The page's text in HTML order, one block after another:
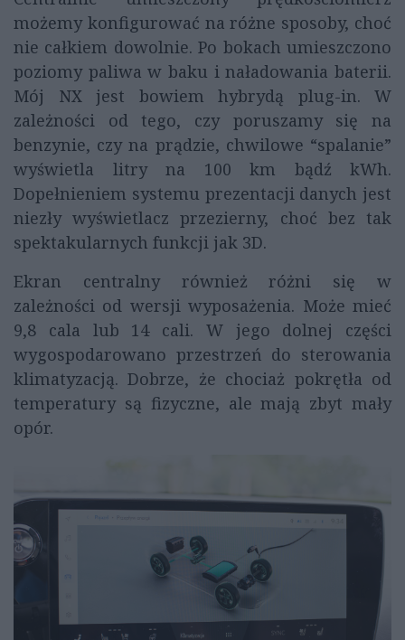
możemy konfigurować na różne sposoby, choć
nie całkiem dowolnie. Po bokach umieszczono
poziomy paliwa w baku i naładowania baterii.
Mój NX jest bowiem hybrydą plug-in. W
zależności od tego, czy poruszamy się na
benzynie, czy na prądzie, chwilowe “spalanie”
wyświetla litry na 100 km bądź kWh.
Dopełnieniem systemu prezentacji danych jest
niezły wyświetlacz przezierny, choć bez tak
spektakularnych funkcji jak 3D.
Ekran centralny również różni się w
zależności od wersji wyposażenia. Może mieć
9,8 cala lub 14 cali. W jego dolnej części
wygospodarowano przestrzeń do sterowania
klimatyzacją. Dobrze, że chociaż pokrętła od
temperatury są fizyczne, ale mają zbyt mały
opór.